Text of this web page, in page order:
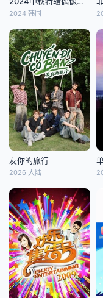
2024 韩国
友你的旅行
2026 大陆